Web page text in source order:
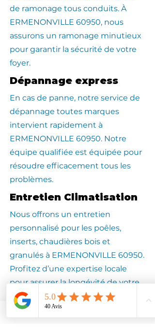
de ramonage tous conduits. À
ERMENONVILLE 60950, nous
assurons un ramonage minutieux
pour garantir la sécurité de votre
foyer.
Dépannage express
En cas de panne, notre service de
dépannage toutes marques
intervient rapidement à
ERMENONVILLE 60950. Notre
équipe qualifiée est équipée pour
résoudre efficacement tous les
problèmes.
Entretien Climatisation
Nous offrons un entretien
personnalisé pour les poêles,
inserts, chaudières bois et
granulés à ERMENONVILLE 60950.
Profitez d’une expertise locale
pour assurer la longévité de votre
équipement.